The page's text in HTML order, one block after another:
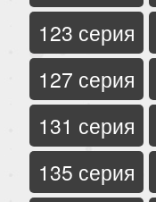
123 серия
127 серия
131 серия
135 серия